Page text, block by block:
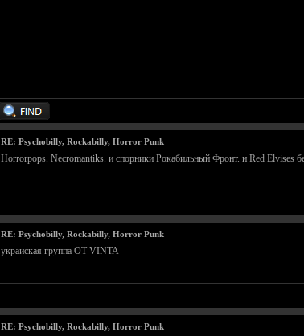
RE: Psychobilly, Rockabilly, Horror Punk
Horrorpops. Necromantiks. и спорники Рокабильный Фронт. и Red Elvises
RE: Psychobilly, Rockabilly, Horror Punk
украиская группа OT VINTA
RE: Psychobilly, Rockabilly, Horror Punk